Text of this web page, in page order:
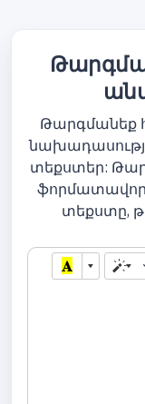
Թարգմանեք
տեքստեր:
տեքստը,